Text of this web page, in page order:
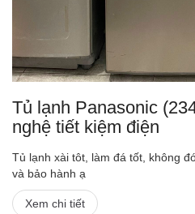
Tủ lạnh Panasonic
nghệ tiết kiệm điện
Tủ lạnh xài tôt, làm đá tốt, không
và bảo hành ạ
Xem chi tiết